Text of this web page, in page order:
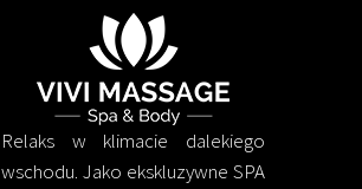
Relaks w klimacie dalekiego
wschodu. Jako ekskluzywne SPA